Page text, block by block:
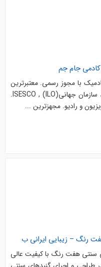
جام جم
با مجوز رسمی. معتبرترین
گواهینامه دولتی و بین المللی مورد تایید سازمان جهانیISESCO , (ILO).
رنگ – زیبایی ایرانی ب
سنتی هفت رنگ با کیفیت عالی